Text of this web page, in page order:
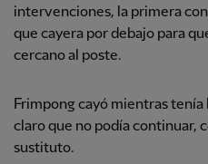
intervenciones, la primera
que cayera por debajo para
cercano al poste.
Frimpong cayó mientras
claro que no podía continuar,
sustituto.